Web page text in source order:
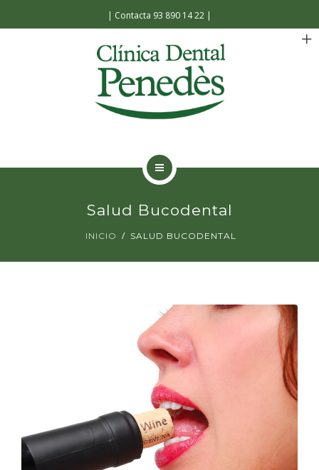
| Contacta 93 890 14 22 |
Salud Bucodental
INICIO SALUD BUCODENTAL